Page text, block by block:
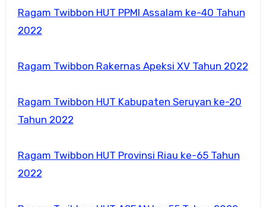
Ragam Twibbon HUT PPMI Assalam ke-40 Tahun
2022
Ragam Twibbon Rakernas Apeksi XV Tahun 2022
Ragam Twibbon HUT Kabupaten Seruyan ke-20
Tahun 2022
Ragam Twibbon HUT Provinsi Riau ke-65 Tahun
2022